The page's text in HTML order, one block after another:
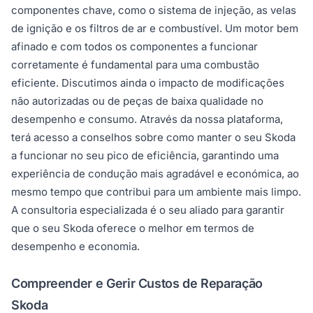
componentes chave, como o sistema de injeção, as velas
de ignição e os filtros de ar e combustível. Um motor bem
afinado e com todos os componentes a funcionar
corretamente é fundamental para uma combustão
eficiente. Discutimos ainda o impacto de modificações
não autorizadas ou de peças de baixa qualidade no
desempenho e consumo. Através da nossa plataforma,
terá acesso a conselhos sobre como manter o seu Skoda
a funcionar no seu pico de eficiência, garantindo uma
experiência de condução mais agradável e económica, ao
mesmo tempo que contribui para um ambiente mais limpo.
A consultoria especializada é o seu aliado para garantir
que o seu Skoda oferece o melhor em termos de
desempenho e economia.
Compreender e Gerir Custos de Reparação
Skoda